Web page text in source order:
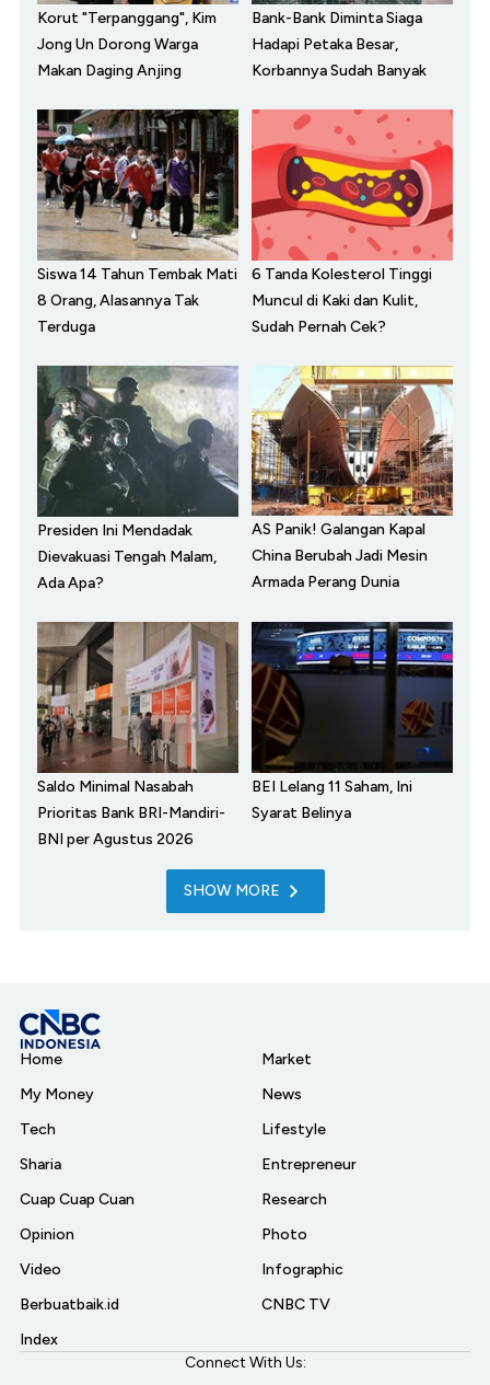
Korut "Terpanggang", Kim
Jong Un Dorong Warga
Makan Daging Anjing
Bank-Bank Diminta Siaga
Hadapi Petaka Besar,
Korbannya Sudah Banyak
Siswa 14 Tahun Tembak Mati
8 Orang, Alasannya Tak
Terduga
6 Tanda Kolesterol Tinggi
Muncul di Kaki dan Kulit,
Sudah Pernah Cek?
Presiden Ini Mendadak
Dievakuasi Tengah Malam,
Ada Apa?
AS Panik! Galangan Kapal
China Berubah Jadi Mesin
Armada Perang Dunia
Saldo Minimal Nasabah
Prioritas Bank BRI-Mandiri-
BNI per Agustus 2026
BEI Lelang 11 Saham, Ini
Syarat Belinya
SHOW MORE
Home
My Money
Tech
Sharia
Cuap Cuap Cuan
Opinion
Video
Berbuatbaik.id
Index
Market
News
Lifestyle
Entrepreneur
Research
Photo
Infographic
CNBC TV
Connect With Us: